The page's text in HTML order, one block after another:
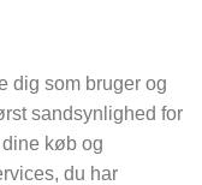
dig som bruger og
sandsynlighed for
køb og
du har